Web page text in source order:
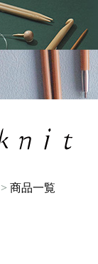
商品一覧
価格
品タグ
イズ
ラー